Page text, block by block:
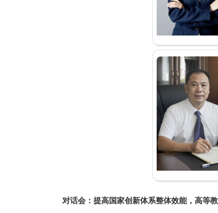
对话会：提高国家创新体系整体效能，高等